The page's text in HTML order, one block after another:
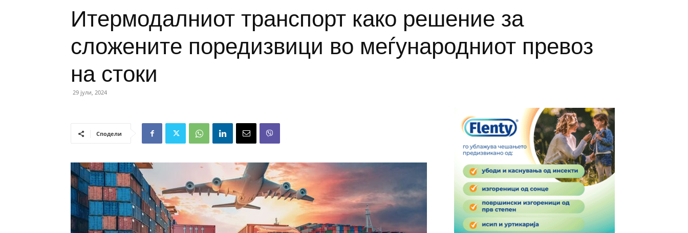
Итермодалниот транспорт како решение за
сложените поредизвици во меѓународниот превоз
на стоки
29 јули, 2024
Сподели